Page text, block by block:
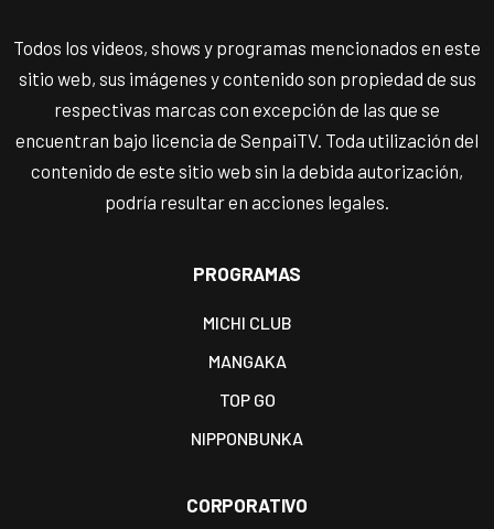
Todos los videos, shows y programas mencionados en este
sitio web, sus imágenes y contenido son propiedad de sus
respectivas marcas con excepción de las que se
encuentran bajo licencia de SenpaiTV. Toda utilización del
contenido de este sitio web sin la debida autorización,
podría resultar en acciones legales.
PROGRAMAS
MICHI CLUB
MANGAKA
TOP GO
NIPPONBUNKA
CORPORATIVO